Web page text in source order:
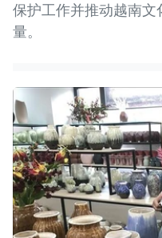
保护工作并推动越南
量。